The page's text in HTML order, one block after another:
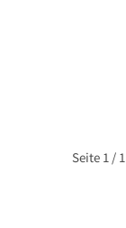
Seite1 / 1